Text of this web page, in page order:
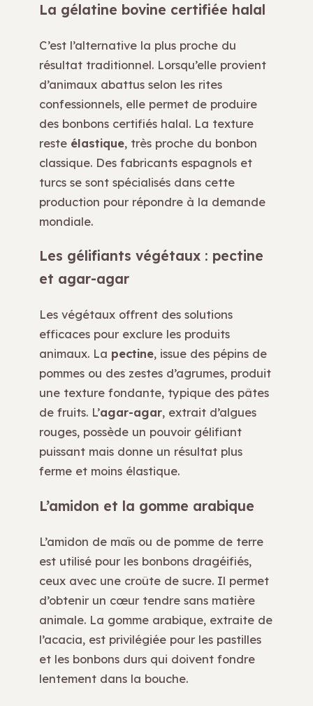
La gélatine bovine certifiée halal
C’est l’alternative la plus proche du
résultat traditionnel. Lorsqu’elle provient
d’animaux abattus selon les rites
confessionnels, elle permet de produire
des bonbons certifiés halal. La texture
reste élastique, très proche du bonbon
classique. Des fabricants espagnols et
turcs se sont spécialisés dans cette
production pour répondre à la demande
mondiale.
Les gélifiants végétaux : pectine
et agar-agar
Les végétaux offrent des solutions
efficaces pour exclure les produits
animaux. La pectine, issue des pépins de
pommes ou des zestes d’agrumes, produit
une texture fondante, typique des pâtes
de fruits. L’agar-agar, extrait d’algues
rouges, possède un pouvoir gélifiant
puissant mais donne un résultat plus
ferme et moins élastique.
L’amidon et la gomme arabique
L’amidon de maïs ou de pomme de terre
est utilisé pour les bonbons dragéifiés,
ceux avec une croûte de sucre. Il permet
d’obtenir un cœur tendre sans matière
animale. La gomme arabique, extraite de
l’acacia, est privilégiée pour les pastilles
et les bonbons durs qui doivent fondre
lentement dans la bouche.